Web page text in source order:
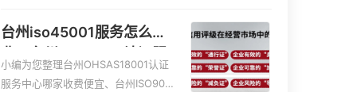
00认证价格贵吗、石家庄9000认证费
用大概多钱相关iso体系认证知识，详
情可查看下方正文！
台州iso45001服务怎么收
务怎么收费
小编为您整理台州OHSAS18001认证
服务中心哪家收费便宜、台州ISO900